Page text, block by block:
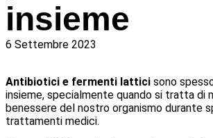
insieme
6 Settembre 2023
Antibiotici e fermenti lattici sono
insieme, specialmente quando si tratta di
benessere del nostro organismo durante
trattamenti medici.